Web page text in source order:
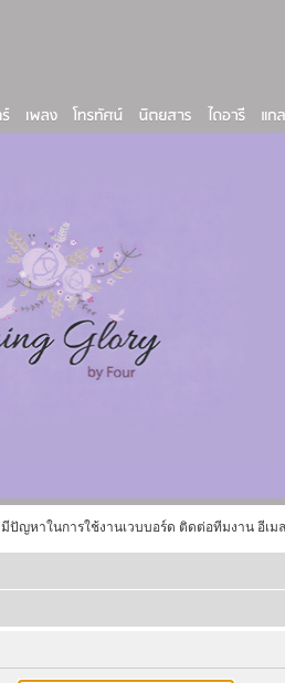
มีปัญหาในการใช้งานเวบบอร์ด ติดต่อทีมงาน อีเม